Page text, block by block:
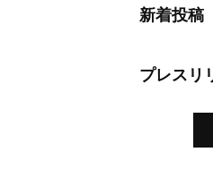
新着投稿
プレスリ